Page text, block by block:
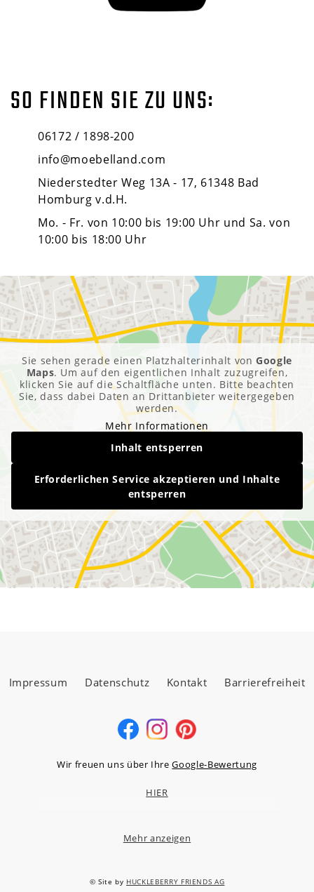
SO FINDEN SIE ZU UNS:
06172 / 1898-200
info@moebelland.com
Niederstedter Weg 13A - 17, 61348 Bad
Homburg v.d.H.
Mo. - Fr. von 10:00 bis 19:00 Uhr und Sa. von
10:00 bis 18:00 Uhr
Sie sehen gerade einen Platzhalterinhalt vonGoogle
Maps. Um auf den eigentlichen Inhalt zuzugreifen,
klicken Sie auf die Schaltfläche unten. Bitte beachten
Sie, dass dabei Daten an Drittanbieter weitergegeben
werden.
Mehr Informationen
Inhalt entsperren
Erforderlichen Service akzeptieren und Inhalte
entsperren
Impressum Datenschutz Kontakt Barrierefreiheit
Wir freuen uns über IhreGoogle-Bewertung
HIER
Niederstedter Weg 13A – 17, 61348 Bad Homburg v.d.H.
Mehr anzeigen
© Site by HUCKLEBERRY FRIENDS AG